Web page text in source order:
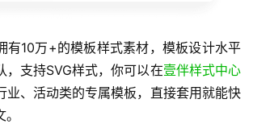
有10万+的模板样式素材，模板设计水平
，支持SVG样式，你可以在壹伴样式中心
业、活动类的专属模板，直接套用就能快